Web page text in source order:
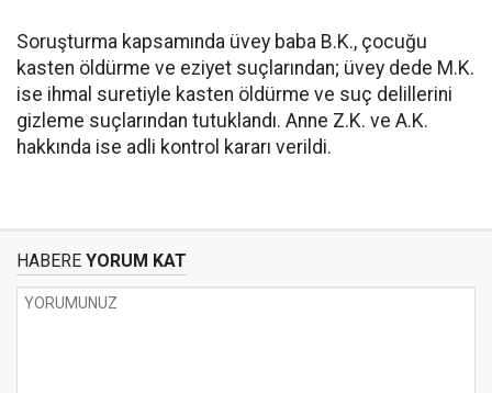
Soruşturma kapsamında üvey baba B.K., çocuğu
kasten öldürme ve eziyet suçlarından; üvey dede M.K.
ise ihmal suretiyle kasten öldürme ve suç delillerini
gizleme suçlarından tutuklandı. Anne Z.K. ve A.K.
hakkında ise adli kontrol kararı verildi.
HABERE YORUM KAT